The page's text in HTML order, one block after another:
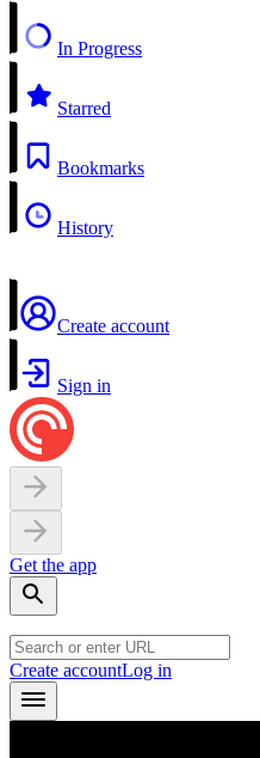
In Progress
Starred
Bookmarks
History
Create account
Sign in
Get the app
Create accountLog in